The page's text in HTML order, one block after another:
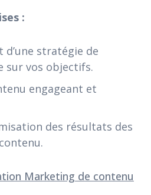
:
d’une stratégie de
sur vos objectifs.
engageant et
des résultats des
Marketing de contenu